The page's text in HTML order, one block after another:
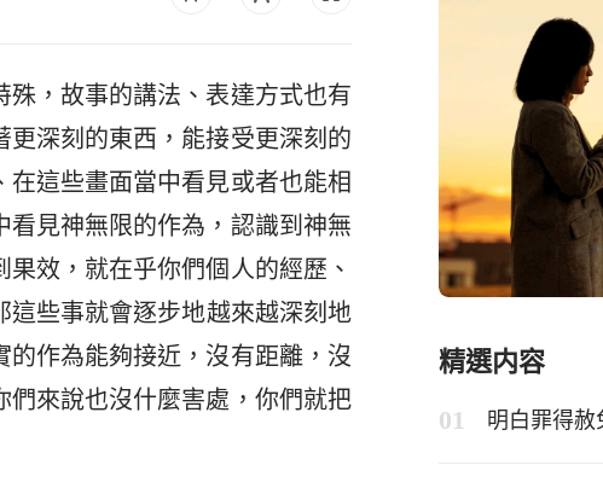
，故事的講法、表達方式也有
深刻的東西，能接受更深刻的
這些畫面當中看見或者也能相
見神無限的作為，認識到神無
效，就在乎你們個人的經歷、
這些事就會逐步地越來越深刻地
作為能夠接近，沒有距離，沒
來說也沒什麼害處，你們就把
精選内容
明白罪得